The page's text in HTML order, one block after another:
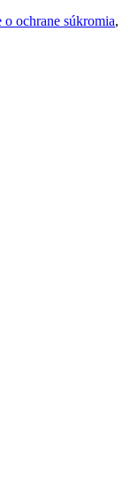
o ochrane súkromia,